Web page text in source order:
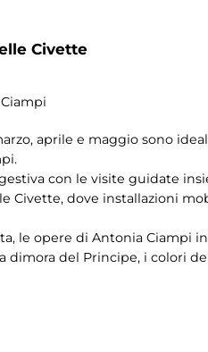
Civette
aprile e maggio sono
con le visite guidate
Civette, dove installazioni
le opere di Antonia Ciampi
del Principe, i colori